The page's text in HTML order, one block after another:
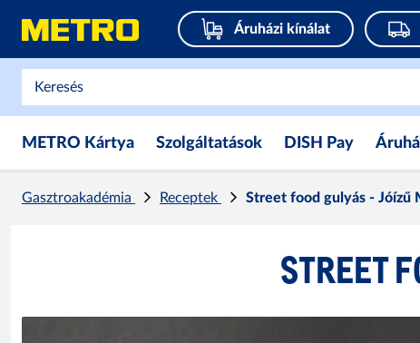
Áruházi kínálat
METRO Kártya Szolgáltatások DISH Pay
Gasztroakadémia Receptek Street food gulyás - Jóízű
STREET